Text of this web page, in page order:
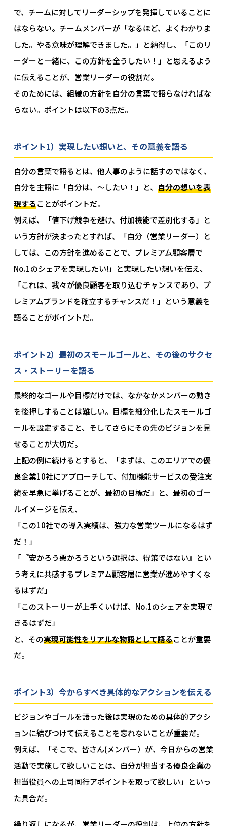
で、チームに対してリーダーシップを発揮していることに
はならない。チームメンバーが「なるほど、よくわかりま
した。やる意味が理解できました。」と納得し、「このリ
ーダーと一緒に、この方針を全うしたい！」と思えるよう
に伝えることが、営業リーダーの役割だ。
そのためには、組織の方針を自分の言葉で語らなければな
らない。ポイントは以下の3点だ。
ポイント1）実現したい想いと、その意義を語る
自分の言葉で語るとは、他人事のように話すのではなく、
自分を主語に「自分は、～したい！」と、 自分の想いを表
現することがポイントだ。
例えば、「値下げ競争を避け、付加機能で差別化する」と
いう方針が決まったとすれば、「自分（営業リーダー）と
しては、この方針を進めることで、プレミアム顧客層で
No.1のシェアを実現したい!」と実現したい想いを伝え、
「これは、我々が優良顧客を取り込むチャンスであり、プ
レミアムブランドを確立するチャンスだ！」という意義を
語ることがポイントだ。
ポイント2）最初のスモールゴールと、その後のサクセ
ス・ストーリーを語る
最終的なゴールや目標だけでは、なかなかメンバーの動き
を後押しすることは難しい。目標を細分化したスモールゴ
ールを設定すること、そしてさらにその先のビジョンを見
せることが大切だ。
上記の例に続けるとすると、「まずは、このエリアでの優
良企業10社にアプローチして、付加機能サービスの受注実
績を早急に挙げることが、最初の目標だ」と、最初のゴー
ルイメージを伝え、
「この10社での導入実績は、強力な営業ツールになるはず
だ！」
「『安かろう悪かろうという選択は、得策ではない』とい
う考えに共感するプレミアム顧客層に営業が進めやすくな
るはずだ」
「このストーリーが上手くいけば、No.1のシェアを実現で
きるはずだ」
と、その実現可能性をリアルな物語として語ることが重要
だ。
ポイント3）今からすべき具体的なアクションを伝える
ビジョンやゴールを語った後は実現のための具体的アクシ
ョンに結びつけて伝えることを忘れないことが重要だ。
例えば、「そこで、皆さん(メンバー）が、今日からの営業
活動で実施して欲しいことは、自分が担当する優良企業の
担当役員への上司同行アポイントを取って欲しい」といっ
た具合だ。